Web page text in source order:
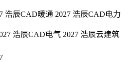
浩辰CAD暖通 2027 浩辰CAD电力
浩辰CAD电气 2027 浩辰云建筑